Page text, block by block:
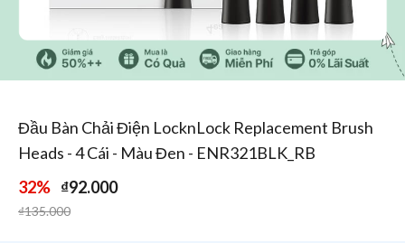
/1
Đầu Bàn Chải Điện LocknLock Replacement Brush
Heads - 4 Cái - Màu Đen - ENR321BLK_RB
32% ₫92.000
Price reduced from
₫135.000to